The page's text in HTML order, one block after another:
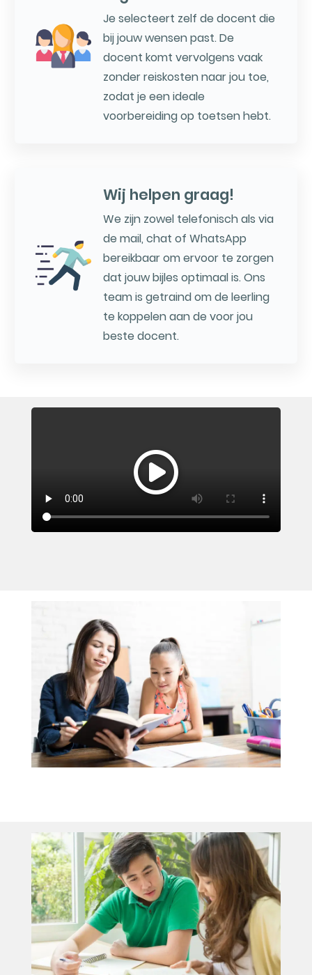
Je selecteert zelf de docent die
bij jouw wensen past. De
docent komt vervolgens vaak
zonder reiskosten naar jou toe,
zodat je een ideale
voorbereiding op toetsen hebt.
Wij helpen graag!
We zijn zowel telefonisch als via
de mail, chat of WhatsApp
bereikbaar om ervoor te zorgen
dat jouw bijles optimaal is. Ons
team is getraind om de leerling
te koppelen aan de voor jou
beste docent.